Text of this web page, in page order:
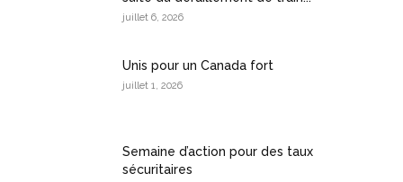
juillet 6, 2026
Unis pour un Canada fort
juillet 1, 2026
Semaine d’action pour des taux
sécuritaires